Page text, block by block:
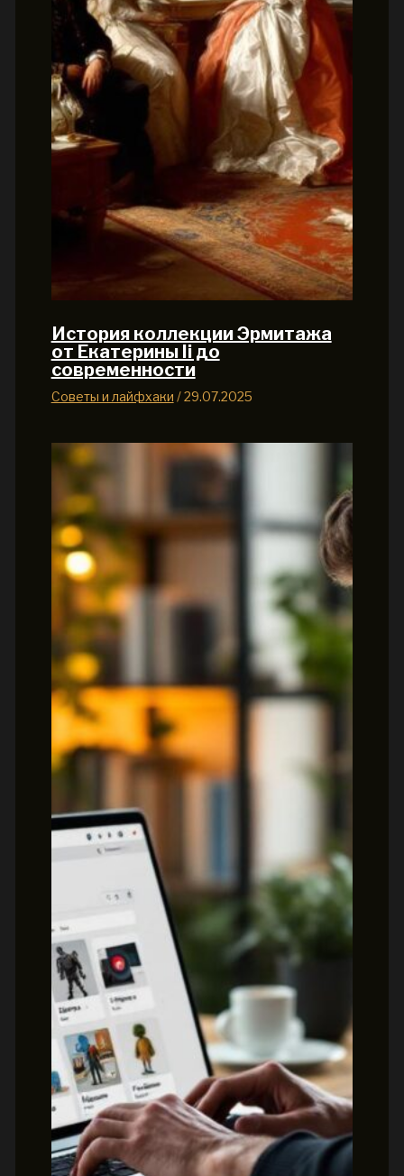
История коллекции Эрмитажа
от Екатерины Ii до
современности
Советы и лайфхаки /29.07.2025